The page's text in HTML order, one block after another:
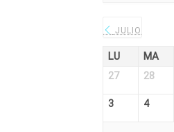
JULIO
LU MA
27 28
3 4